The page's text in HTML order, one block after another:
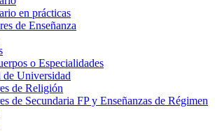
en prácticas
de Enseñanza
o Especialidades
de Universidad
de Religión
de Secundaria FP y Enseñanzas de Régimen